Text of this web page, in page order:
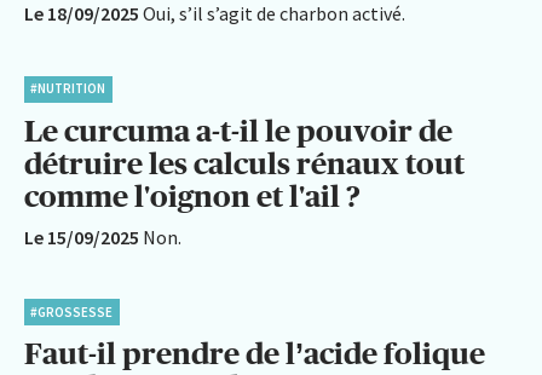
Le 18/09/2025 Oui, s’il s’agit de charbon activé.
#NUTRITION
Le curcuma a-t-il le pouvoir de
détruire les calculs rénaux tout
comme l'oignon et l'ail ?
Le 15/09/2025 Non.
#GROSSESSE
Faut-il prendre de l’acide folique